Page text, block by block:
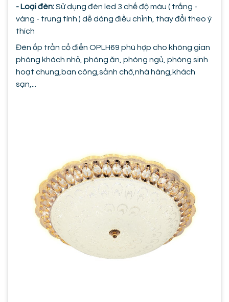
- Loại đèn:Sử dụng đèn led 3 chế độ màu ( trắng -
vàng - trung tính ) dễ dàng điều chỉnh, thay đổi theo ý
thích
Đèn ốp trần cổ điển OPLH69 phù hợp cho không gian
phòng khách nhỏ, phòng ăn, phòng ngủ, phòng sinh
hoạt chung,ban công,sảnh chờ,nhà hàng,khách
sạn,...